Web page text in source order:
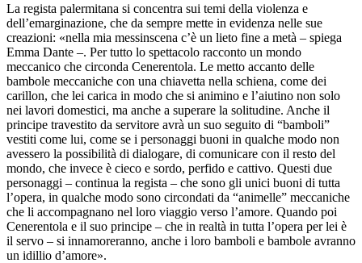
La regista palermitana si concentra sui temi della violenza e
dell’emarginazione, che da sempre mette in evidenza nelle sue
creazioni: «nella mia messinscena c’è un lieto fine a metà – spiega
Emma Dante –. Per tutto lo spettacolo racconto un mondo
meccanico che circonda Cenerentola. Le metto accanto delle
bambole meccaniche con una chiavetta nella schiena, come dei
carillon, che lei carica in modo che si animino e l’aiutino non solo
nei lavori domestici, ma anche a superare la solitudine. Anche il
principe travestito da servitore avrà un suo seguito di “bamboli”
vestiti come lui, come se i personaggi buoni in qualche modo non
avessero la possibilità di dialogare, di comunicare con il resto del
mondo, che invece è cieco e sordo, perfido e cattivo. Questi due
personaggi – continua la regista – che sono gli unici buoni di tutta
l’opera, in qualche modo sono circondati da “animelle” meccaniche
che li accompagnano nel loro viaggio verso l’amore. Quando poi
Cenerentola e il suo principe – che in realtà in tutta l’opera per lei è
il servo – si innamoreranno, anche i loro bamboli e bambole avranno
un idillio d’amore».